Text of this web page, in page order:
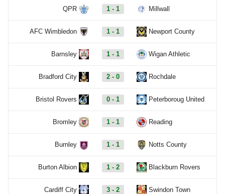
QPR 1 - 1 Millwall
AFC Wimbledon 1 - 1 Newport County
Barnsley 1 - 1 Wigan Athletic
Bradford City 2 - 0 Rochdale
Bristol Rovers 0 - 1 Peterboroug United
Bromley 1 - 1 Reading
Burnley 1 - 1 Notts County
Burton Albion 1 - 2 Blackburn Rovers
Cardiff City 3 - 2 Swindon Town